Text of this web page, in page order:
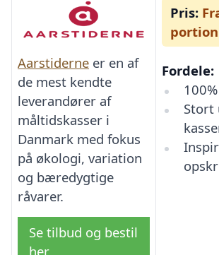
Aarstiderne er en af
de mest kendte
leverandører af
måltidskasser i
Danmark med fokus
på økologi, variation
og bæredygtige
råvarer.
Se tilbud og bestil
her
Pris:
portion
Fordele:
Stort